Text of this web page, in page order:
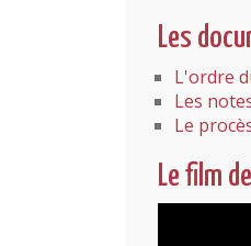
Les
L'ordre
Les
Le
Le film